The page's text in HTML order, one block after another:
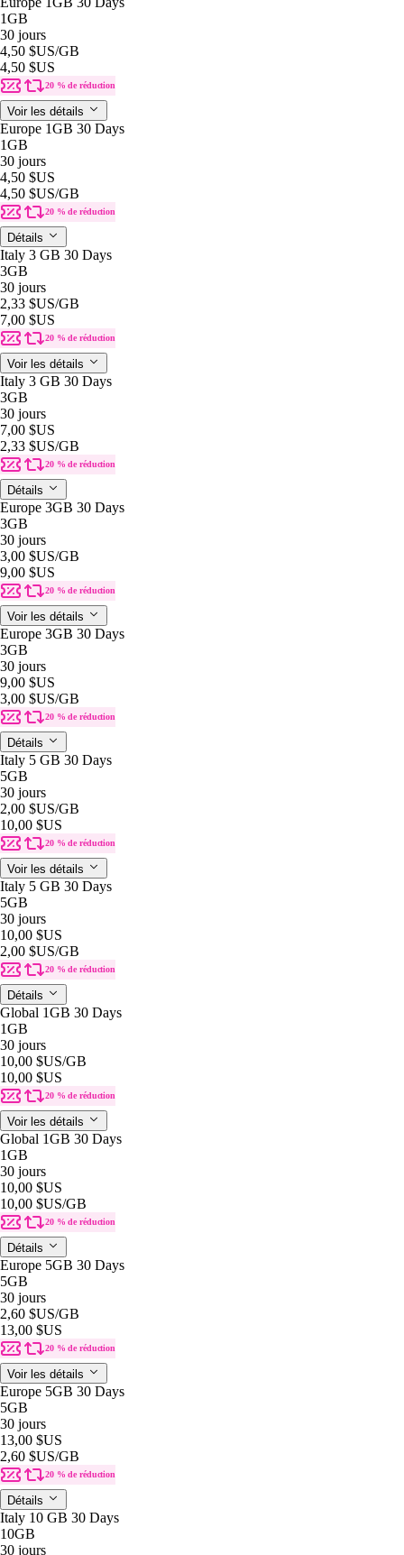
1GB
30 jours
4,50 $US/GB
4,50 $US
20 % de réduction
Voir les détails
Europe 1GB 30 Days
1GB
30 jours
4,50 $US
4,50 $US/GB
20 % de réduction
Détails
Italy 3 GB 30 Days
3GB
30 jours
2,33 $US/GB
7,00 $US
20 % de réduction
Voir les détails
Italy 3 GB 30 Days
3GB
30 jours
7,00 $US
2,33 $US/GB
20 % de réduction
Détails
Europe 3GB 30 Days
3GB
30 jours
3,00 $US/GB
9,00 $US
20 % de réduction
Voir les détails
Europe 3GB 30 Days
3GB
30 jours
9,00 $US
3,00 $US/GB
20 % de réduction
Détails
Italy 5 GB 30 Days
5GB
30 jours
2,00 $US/GB
10,00 $US
20 % de réduction
Voir les détails
Italy 5 GB 30 Days
5GB
30 jours
10,00 $US
2,00 $US/GB
20 % de réduction
Détails
Global 1GB 30 Days
1GB
30 jours
10,00 $US/GB
10,00 $US
20 % de réduction
Voir les détails
Global 1GB 30 Days
1GB
30 jours
10,00 $US
10,00 $US/GB
20 % de réduction
Détails
Europe 5GB 30 Days
5GB
30 jours
2,60 $US/GB
13,00 $US
20 % de réduction
Voir les détails
Europe 5GB 30 Days
5GB
30 jours
13,00 $US
2,60 $US/GB
20 % de réduction
Détails
Italy 10 GB 30 Days
10GB
30 jours